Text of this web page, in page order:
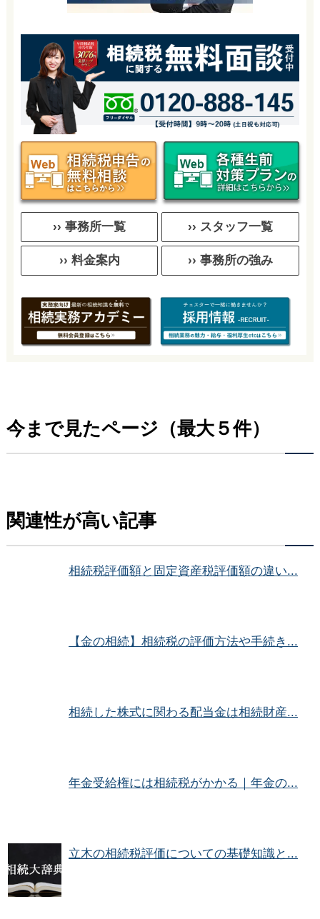
›› 事務所一覧 ›› スタッフ一覧
›› 料金案内 ›› 事務所の強み
今まで見たページ（最大５件）
関連性が高い記事
相続税評価額と固定資産税評価額の違い...
【金の相続】相続税の評価方法や手続き...
相続した株式に関わる配当金は相続財産...
年金受給権には相続税がかかる｜年金の...
立木の相続税評価についての基礎知識と...